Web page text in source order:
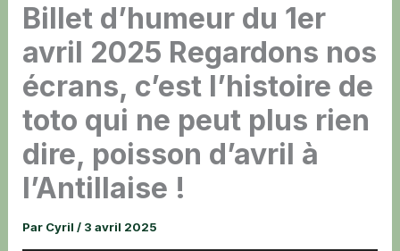
Billet d’humeur du 1er
avril 2025 Regardons nos
écrans, c’est l’histoire de
toto qui ne peut plus rien
dire, poisson d’avril à
l’Antillaise !
Par Cyril / 3 avril 2025